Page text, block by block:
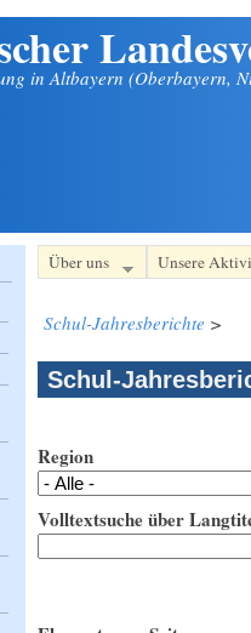
in Altbayern (Oberbayern,
Über uns Unsere
Schul-Jahresberichte >
Schul-
Region
Volltextsuche über